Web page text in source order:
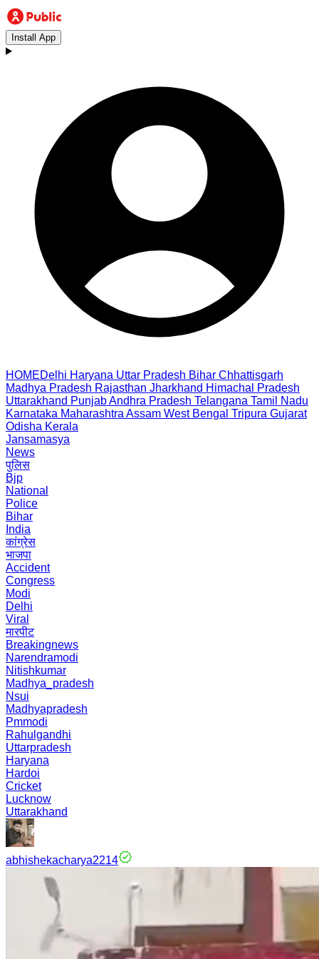
Install App
HOMEDelhi Haryana Uttar Pradesh Bihar Chhattisgarh
Madhya Pradesh Rajasthan Jharkhand Himachal Pradesh
Uttarakhand PunjabAndhra Pradesh Telangana Tamil Nadu
Karnataka Maharashtra Assam West Bengal Tripura Gujarat
Odisha Kerala
Jansamasya
News
पुलिस
Bjp
National
Police
Bihar
India
कांग्रेस
भाजपा
Accident
Congress
Modi
Delhi
Viral
मारपीट
Breakingnews
Narendramodi
Nitishkumar
Madhya_pradesh
Nsui
Madhyapradesh
Pmmodi
Rahulgandhi
Uttarpradesh
Haryana
Hardoi
Cricket
Lucknow
Uttarakhand
abhishekacharya2214